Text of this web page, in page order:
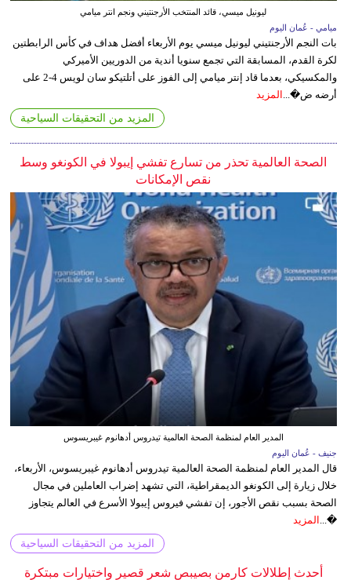
ليونيل ميسي، قائد المنتخب الأرجنتيني ونجم انتر ميامي
ميامي - عُمان اليوم
بات النجم الأرجنتيني ليونيل ميسي يوم الأربعاء أفضل هداف في كأس الرابطتين
لكرة القدم، المسابقة التي تجمع سنويا أندية من الدوريين الأميركي
والمكسيكي، بعدما قاد إنتر ميامي إلى الفوز على أتلتيكو سان لويس 4-2 على
أرضه ض�...
المزيد
المزيد من التحقيقات السياحية
الصحة العالمية تحذر من تسارع تفشي إيبولا في الكونغو وسط
نقص الإمكانات
المدير العام لمنظمة الصحة العالمية تيدروس أدهانوم غيبريسوس
جنيف - عُمان اليوم
قال المدير العام لمنظمة الصحة العالمية تيدروس أدهانوم غيبريسوس، الأربعاء،
خلال زيارة إلى الكونغو الديمقراطية، التي تشهد إضراب العاملين في مجال
الصحة بسبب نقص الأجور، إن تفشي فيروس إيبولا الأسرع في العالم يتجاوز
�... المزيد
المزيد من التحقيقات السياحية
أحدث إطلالات كارمن بصيبص شعر قصير واختيارات مبتكرة